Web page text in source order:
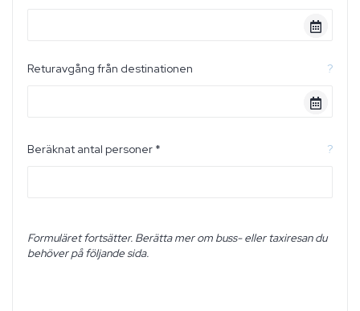
Returavgång från destinationen ?
Beräknat antal personer * ?
Formuläret fortsätter. Berätta mer om buss- eller taxiresan du
behöver på följande sida.